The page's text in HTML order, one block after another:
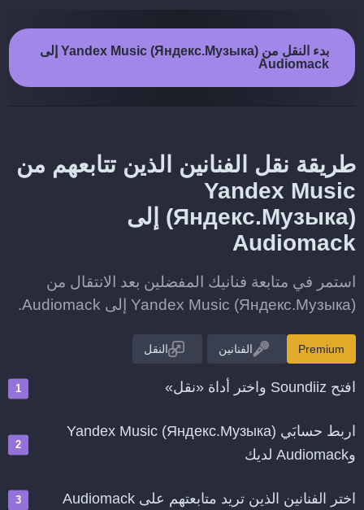
بدء النقل من Yandex Music (Яндекс.Музыка) إلى
Audiomack
طريقة نقل الفنانين الذين تتابعهم من
Yandex Music
(Яндекс.Музыка) إلى
Audiomack
استمر في متابعة فنانيك المفضلين بعد الانتقال من
Yandex Music (Яндекс.Музыка) إلى Audiomack.
Premium الفنانين النقل
افتح Soundiiz واختر أداة «نقل»
اربط حسابَي Yandex Music (Яндекс.Музыка)
وAudiomack لديك
اختر الفنانين الذين تريد متابعتهم على Audiomack